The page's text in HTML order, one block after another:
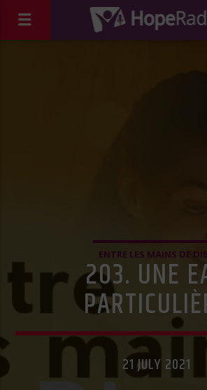
ENTRE LES MAINS DE
203. UNE
21 JULY 2021